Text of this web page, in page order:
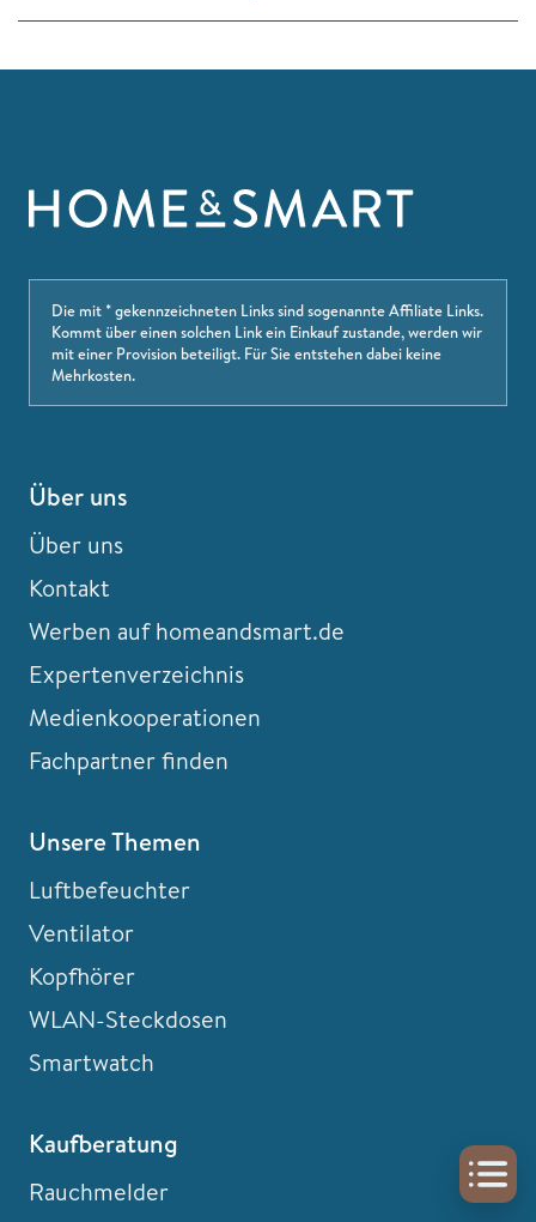
Die mit * gekennzeichneten Links sind sogenannte Affiliate Links.
Kommt über einen solchen Link ein Einkauf zustande, werden wir
mit einer Provision beteiligt. Für Sie entstehen dabei keine
Mehrkosten.
Über uns
Über uns
Kontakt
Werben auf homeandsmart.de
Expertenverzeichnis
Medienkooperationen
Fachpartner finden
Unsere Themen
Luftbefeuchter
Ventilator
Kopfhörer
WLAN-Steckdosen
Smartwatch
Kaufberatung
Rauchmelder